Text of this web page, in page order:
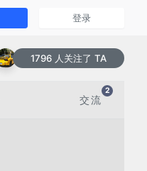
登录
1796 人关注了 TA
交流
2